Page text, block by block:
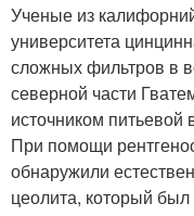
Ученые из
университета
сложных фильтров в
северной части
источником
При помощи
обнаружили
цеолита, который был